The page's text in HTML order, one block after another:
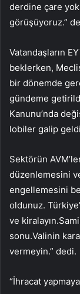
derdine çare
görüşüyoruz.”
Vatandaşların
beklerken,
bir dönemde
gündeme
Kanunu’nda
lobiler galip
Sektörün
düzenlemesini
engellemesini
oldunuz.
ve
sonu.Valinin
vermeyin.” dedi.
“İhracat